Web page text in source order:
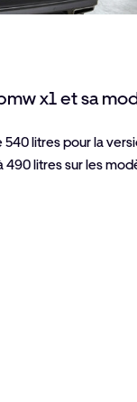
x1 et sa
540 litres pour la
litres sur les